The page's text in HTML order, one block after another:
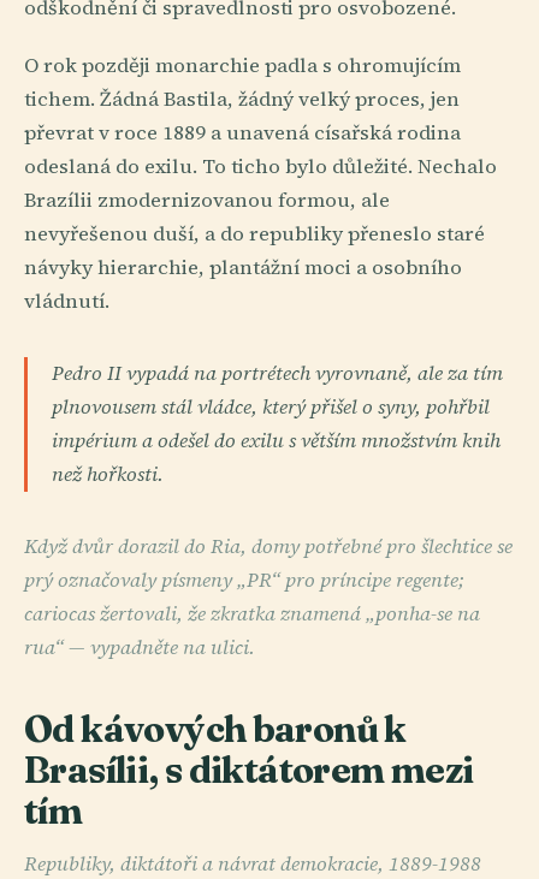
odškodnění či spravedlnosti pro osvobozené.
O rok později monarchie padla s ohromujícím
tichem. Žádná Bastila, žádný velký proces, jen
převrat v roce 1889 a unavená císařská rodina
odeslaná do exilu. To ticho bylo důležité. Nechalo
Brazílii zmodernizovanou formou, ale
nevyřešenou duší, a do republiky přeneslo staré
návyky hierarchie, plantážní moci a osobního
vládnutí.
Pedro II vypadá na portrétech vyrovnaně, ale za tím
plnovousem stál vládce, který přišel o syny, pohřbil
impérium a odešel do exilu s větším množstvím knih
než hořkosti.
Když dvůr dorazil do Ria, domy potřebné pro šlechtice se
prý označovaly písmeny „PR“ pro príncipe regente;
cariocas žertovali, že zkratka znamená „ponha-se na
rua“ — vypadněte na ulici.
Od kávových baronů k
Brasílii, s diktátorem mezi
tím
Republiky, diktátoři a návrat demokracie, 1889-1988